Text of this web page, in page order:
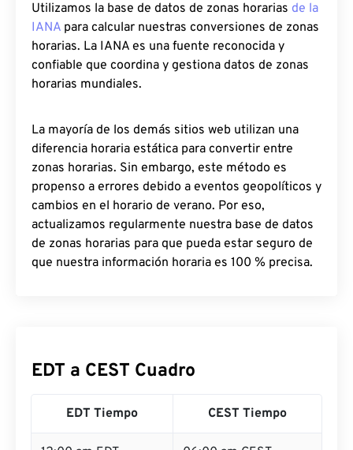
Utilizamos la base de datos de zonas horarias de la
IANA para calcular nuestras conversiones de zonas
horarias. La IANA es una fuente reconocida y
confiable que coordina y gestiona datos de zonas
horarias mundiales.
La mayoría de los demás sitios web utilizan una
diferencia horaria estática para convertir entre
zonas horarias. Sin embargo, este método es
propenso a errores debido a eventos geopolíticos y
cambios en el horario de verano. Por eso,
actualizamos regularmente nuestra base de datos
de zonas horarias para que pueda estar seguro de
que nuestra información horaria es 100 % precisa.
EDT a CEST Cuadro
EDT Tiempo CEST Tiempo